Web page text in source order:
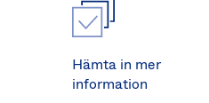
Hämta in mer
information